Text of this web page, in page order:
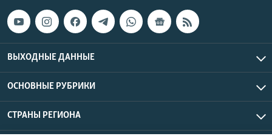
ВЫХОДНЫЕ ДАННЫЕ
ОСНОВНЫЕ РУБРИКИ
СТРАНЫ РЕГИОНА